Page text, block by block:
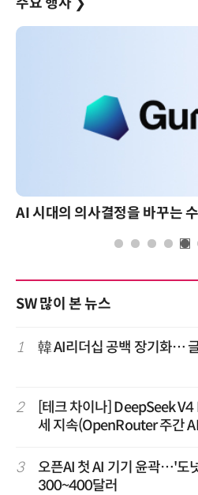
SW 많이 본 뉴스
1 韓 AI리더십 공백 장기화…
2
[테크 차이나] DeepSeek
세 지속(OpenRouter 주간
3
오픈AI 첫 AI 기기 윤곽…'도
300~400달러